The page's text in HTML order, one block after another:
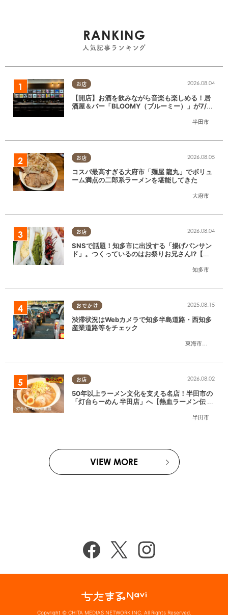
RANKING
人気記事ランキング
お店
半田市
2026.08.04
【開店】お酒を飲みながら音楽も楽しめる！居
酒屋＆バー「BLOOMY（ブルーミー）」が7/3
お店
大府市
2026.08.05
コスパ最高すぎる大府市「麺屋 龍丸」でボリュ
ーム満点の二郎系ラーメンを堪能してきた
お店
知多市
2026.08.04
SNSで話題！知多市に出没する「揚げパンサン
ド」。つくっているのはお祭りお兄さん!?【ち
おでかけ
東海市
,大府市
2025.08.15
渋滞状況はWebカメラで知多半島道路・西知多
産業道路等をチェック
お店
半田市
2026.08.02
50年以上ラーメン文化を支える名店！半田市の
「灯台らーめん 半田店」へ【熱血ラーメン伝 8
VIEW MORE
Copyright © CHITA MEDIAS NETWORK INC. All Rights Reserved.